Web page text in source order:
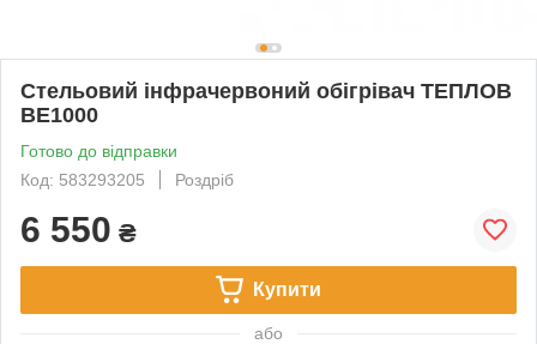
Стельовий інфрачервоний обігрівач ТЕПЛОВ
ВЕ1000
Готово до відправки
Код: 583293205
Роздріб
6 550 ₴
Купити
або